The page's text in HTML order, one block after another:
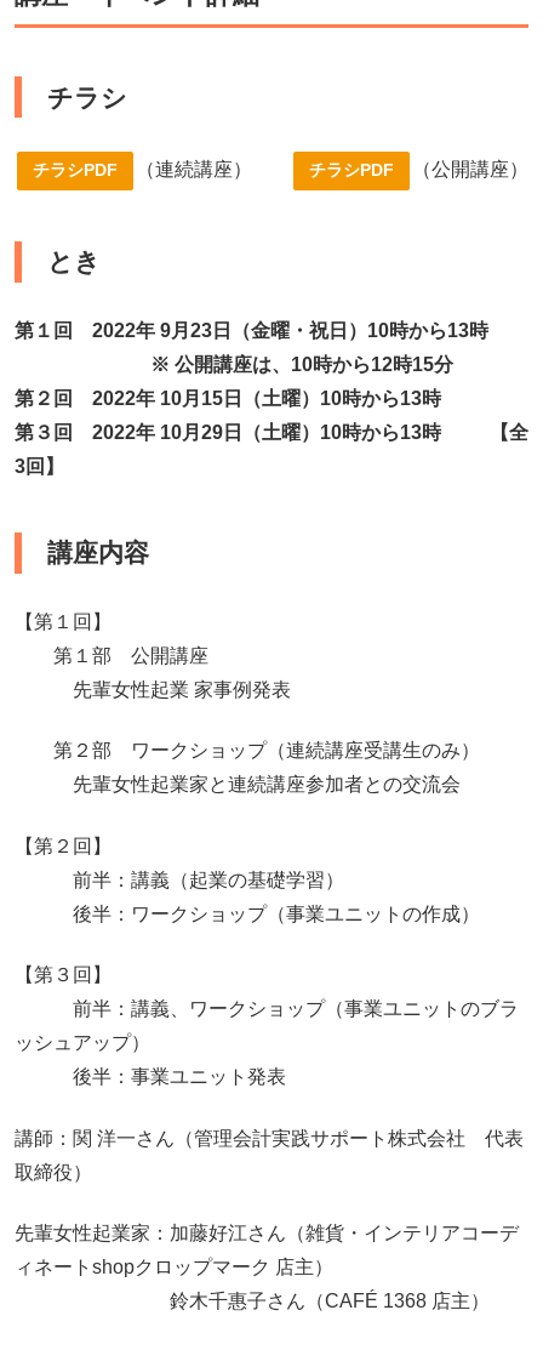
チラシ
チラシPDF （連続講座） チラシPDF （公開講座）
とき
第１回 2022年 9月23日（金曜・祝日）10時から13時
※ 公開講座は、10時から12時15分
第２回 2022年 10月15日（土曜）10時から13時
第３回 2022年 10月29 日（土曜）10時から13時 【全
3回】
講座内容
【第１回】
第１部 公開講座
先輩女性起業 家事例発表
第２部 ワークショップ（連続講座受講生のみ）
先輩女性起業家と連続講座参加者との交流会
【第２回】
前半：講義（起業の基礎学習）
後半：ワークショップ（事業ユニットの作成）
【第３回】
前半：講義、ワークショップ（事業ユニットのブラ
ッシュアップ）
後半：事業ユニット発表
講師：関 洋一さん（管理会計実践サポート株式会社 代表
取締役）
先輩女性起業家：加藤好江さん（雑貨・インテリアコーデ
ィネートshopクロップマーク 店主）
鈴木千惠子さん（CAFÉ 1368 店主）